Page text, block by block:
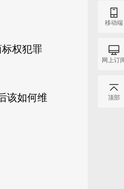
权犯罪
该如何维
移动端
网上订
顶部